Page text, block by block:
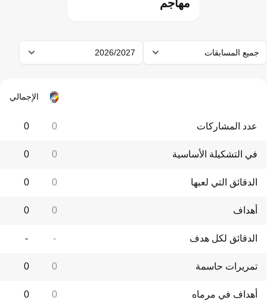
مهاجم
جميع المسابقات 2026/2027
الإجمالي
عدد المشاركات 0
0
في التشكيلة الأساسية 0
0
الدقائق التي لعبها 0
0
أهداف 0
0
الدقائق لكل هدف -
-
تمريرات حاسمة 0
0
أهداف في مرماه 0
0